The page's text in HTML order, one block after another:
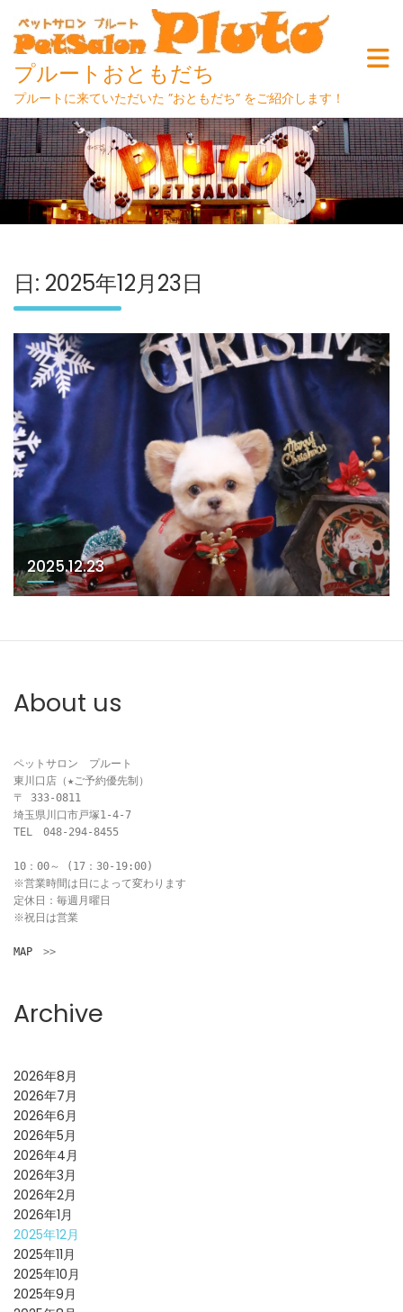
Skip
to
content
プルートおともだち
プルートに来ていただいた ”おともだち” をご紹介します！
日: 2025年12月23日
2025.12.23
About us
ペットサロン　プルート
東川口店（★ご予約優先制）
〒 333-0811
埼玉県川口市戸塚1-4-7
TEL　048-294-8455
10：00～ (17：30-19:00)
※営業時間は日によって変わります
定休日：毎週月曜日
※祝日は営業
MAP >>
Archive
2026年8月
2026年7月
2026年6月
2026年5月
2026年4月
2026年3月
2026年2月
2026年1月
2025年12月
2025年11月
2025年10月
2025年9月